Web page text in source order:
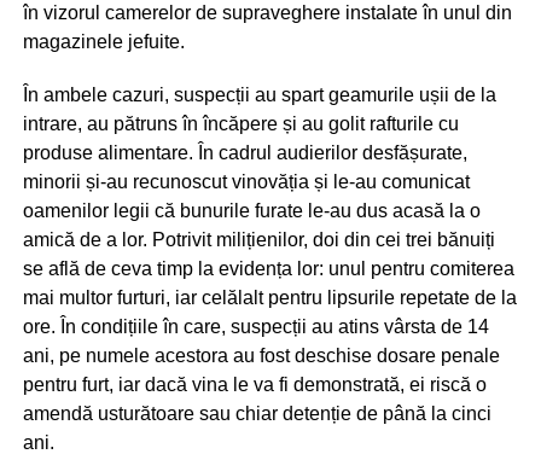
în vizorul camerelor de supraveghere instalate în unul din
magazinele jefuite.
În ambele cazuri, suspecții au spart geamurile ușii de la
intrare, au pătruns în încăpere și au golit rafturile cu
produse alimentare. În cadrul audierilor desfășurate,
minorii și-au recunoscut vinovăția și le-au comunicat
oamenilor legii că bunurile furate le-au dus acasă la o
amică de a lor. Potrivit milițienilor, doi din cei trei bănuiți
se află de ceva timp la evidența lor: unul pentru comiterea
mai multor furturi, iar celălalt pentru lipsurile repetate de la
ore. În condițiile în care, suspecții au atins vârsta de 14
ani, pe numele acestora au fost deschise dosare penale
pentru furt, iar dacă vina le va fi demonstrată, ei riscă o
amendă usturătoare sau chiar detenție de până la cinci
ani.